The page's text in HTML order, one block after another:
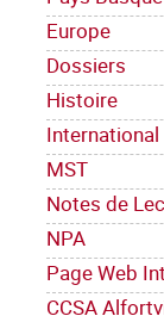
Europe
Dossiers
Histoire
International
MST
Notes de
NPA
Page Web
CCSA